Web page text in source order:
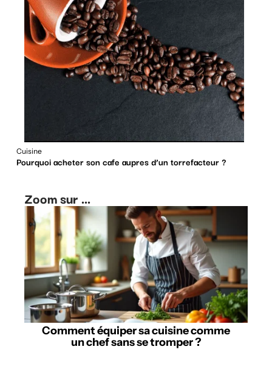
Cuisine
Pourquoi acheter son cafe aupres d’un torrefacteur ?
Zoom sur ...
Comment équiper sa cuisine comme
un chef sans se tromper ?